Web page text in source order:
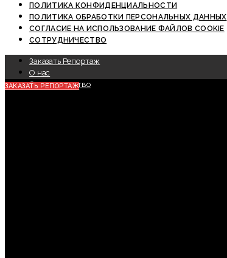
ПОЛИТИКА КОНФИДЕНЦИАЛЬНОСТИ
ПОЛИТИКА ОБРАБОТКИ ПЕРСОНАЛЬНЫХ ДАННЫХ
СОГЛАСИЕ НА ИСПОЛЬЗОВАНИЕ ФАЙЛОВ COOKIE
СОТРУДНИЧЕСТВО
Заказать Репортаж
О нас
Сотрудничество
ЗАКАЗАТЬ РЕПОРТАЖ